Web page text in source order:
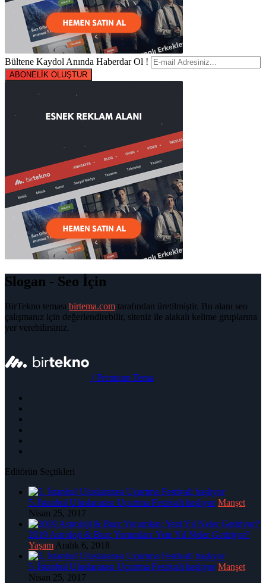
Bültene Kaydol Anında Haberdar Ol !
ABONELİK OLUŞTUR
Slogan - Seo İçin
BirTekno teması birtema.com tarafından üretilmiştir. Bu alanı seo
çalışmanız için değerlendirebilir, siteniz ile alakalı kelime gruplarına
yer verebilirsiniz.
Premium Tema
Editörün Seçtikleri
5. İstanbul Uluslararası Uçurtma Festivali başlıyor Manşet
Nisan 25, 2017
2019 Astroloji & Burç Yorumları: Yeni Yıl Neler Getiriyor?
Yaşam Aralık 6, 2018
5. İstanbul Uluslararası Uçurtma Festivali başlıyor Manşet
Nisan 25, 2017